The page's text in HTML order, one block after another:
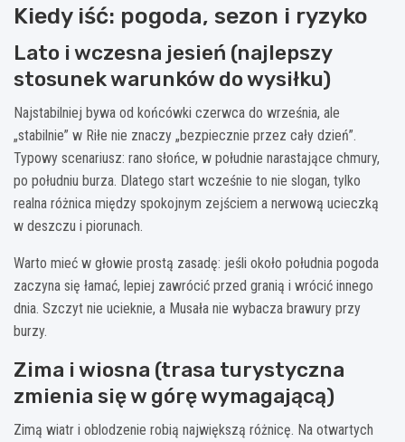
Kiedy iść: pogoda, sezon i ryzyko
Lato i wczesna jesień (najlepszy
stosunek warunków do wysiłku)
Najstabilniej bywa od końcówki czerwca do września, ale
„stabilnie” w Riłe nie znaczy „bezpiecznie przez cały dzień”.
Typowy scenariusz: rano słońce, w południe narastające chmury,
po południu burza. Dlatego start wcześnie to nie slogan, tylko
realna różnica między spokojnym zejściem a nerwową ucieczką
w deszczu i piorunach.
Warto mieć w głowie prostą zasadę: jeśli około południa pogoda
zaczyna się łamać, lepiej zawrócić przed granią i wrócić innego
dnia. Szczyt nie ucieknie, a Musała nie wybacza brawury przy
burzy.
Zima i wiosna (trasa turystyczna
zmienia się w górę wymagającą)
Zimą wiatr i oblodzenie robią największą różnicę. Na otwartych